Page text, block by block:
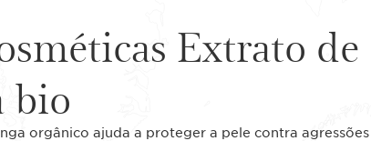
Extrato de
bio
orgânico ajuda a proteger a pele contra agressões